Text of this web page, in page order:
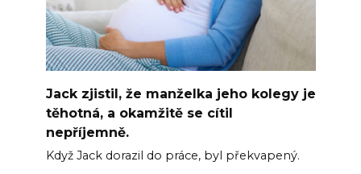
Jack zjistil, že manželka jeho kolegy je
těhotná, a okamžitě se cítil
nepříjemně.
Když Jack dorazil do práce, byl překvapený.